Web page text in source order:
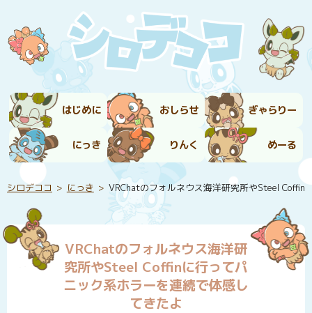
はじめに おしらせ ぎゃらりー
にっき りんく めーる
シロデココ にっき VRChatのフォルネウス海洋研究所やSteel Coffin
VRChatのフォルネウス海洋研
究所やSteel Coffinに行ってパ
ニック系ホラーを連続で体感し
てきたよ